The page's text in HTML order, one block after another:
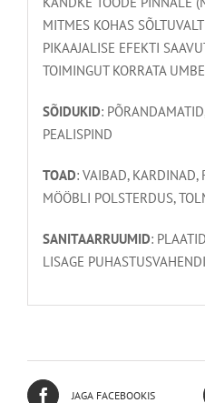
MITMES KOHAS
PIKAAJALISE EFEKTI
TOIMINGUT KORRATA
SÕIDUKID:
PEALISPIND
TOAD: VAIBAD, KARDINAD,
MÖÖBLI POLSTERDUS,
SANITAARRUUMID:
LISAGE
JAGA FACEBOOKIS